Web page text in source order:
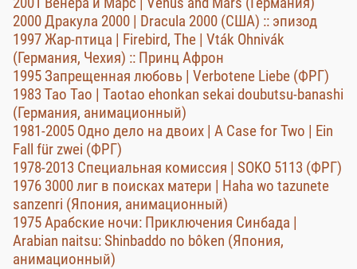
2000 Дракула 2000 | Dracula 2000 (США) :: эпизод
1997 Жар-птица | Firebird, The | Vták Ohnivák
(Германия, Чехия) :: Принц Афрон
1995 Запрещенная любовь | Verbotene Liebe (ФРГ)
1983 Тао Тао | Taotao ehonkan sekai doubutsu-banashi
(Германия, анимационный)
1981-2005 Одно дело на двоих | A Case for Two | Ein
Fall für zwei (ФРГ)
1978-2013 Специальная комиссия | SOKO 5113 (ФРГ)
1976 3000 лиг в поисках матери | Haha wo tazunete
sanzenri (Япония, анимационный)
1975 Арабские ночи: Приключения Синбада |
Arabian naitsu: Shinbaddo no bôken (Япония,
анимационный)